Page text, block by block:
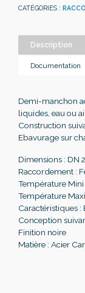
CATÉGORIES :
Description
Documentation
Demi-manchon
liquides, eau ou
Construction
Ebavurage sur
Dimensions : DN
Raccordement :
Température Mini
Température Maxi
Caractéristiques
Conception
Finition noire
Matière : Acier